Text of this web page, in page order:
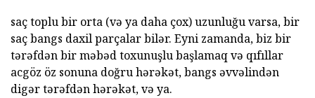
saç toplu bir orta (və ya daha çox) uzunluğu varsa, bir
saç bangs daxil parçalar bilər. Eyni zamanda, biz bir
tərəfdən bir məbəd toxunuşlu başlamaq və qıfıllar
acgöz öz sonuna doğru hərəkət, bangs əvvəlindən
digər tərəfdən hərəkət, və ya.